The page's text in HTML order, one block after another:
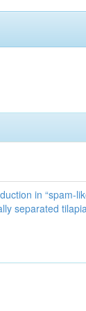
in “spam-
separated